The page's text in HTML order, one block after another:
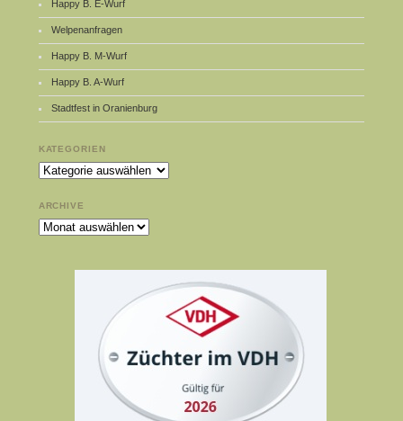
Happy B. E-Wurf
Welpenanfragen
Happy B. M-Wurf
Happy B. A-Wurf
Stadtfest in Oranienburg
KATEGORIEN
Kategorien
ARCHIVE
Archive